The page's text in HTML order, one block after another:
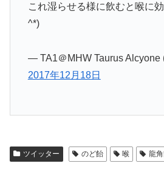
これ湿らせる様に飲むと喉に
^*)
— TA1＠MHW Taurus Alcyone
2017年12月18日
ツイッター のど飴 喉 龍